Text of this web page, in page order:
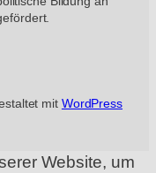
mit WordPress
Website, um